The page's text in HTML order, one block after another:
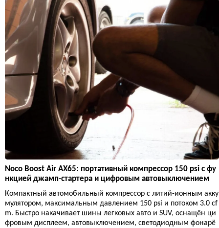
Noco Boost Air AX65: портативный компрессор 150 psi с фу
нкцией джамп-стартера и цифровым автовыключением
Компактный автомобильный компрессор с литий-ионным акку
мулятором, максимальным давлением 150 psi и потоком 3.0 cf
m. Быстро накачивает шины легковых авто и SUV, оснащён ци
фровым дисплеем, автовыключением, светодиодным фонарё